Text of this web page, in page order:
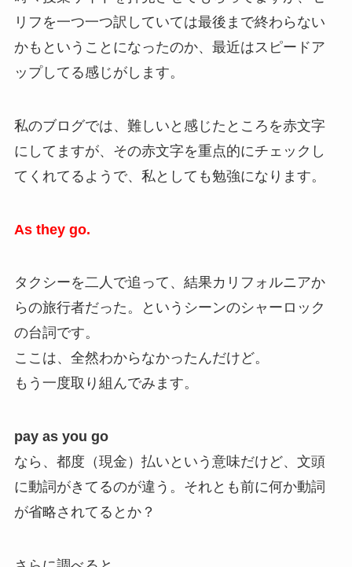
リフを一つ一つ訳していては最後まで終わらない
かもということになったのか、最近はスピードア
ップしてる感じがします。
私のブログでは、難しいと感じたところを赤文字
にしてますが、その赤文字を重点的にチェックし
てくれてるようで、私としても勉強になります。
As they go.
タクシーを二人で追って、結果カリフォルニアか
らの旅行者だった。というシーンのシャーロック
の台詞です。
ここは、全然わからなかったんだけど。
もう一度取り組んでみます。
pay as you go
なら、都度（現金）払いという意味だけど、文頭
に動詞がきてるのが違う。それとも前に何か動詞
が省略されてるとか？